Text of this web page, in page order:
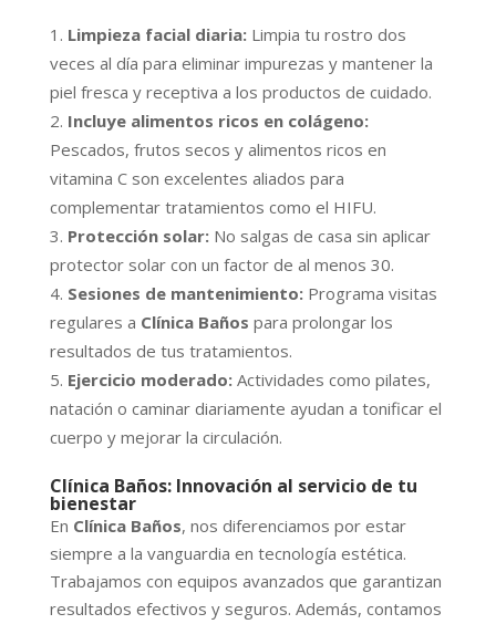
Limpieza facial diaria:Limpia tu rostro dos
veces al día para eliminar impurezas y mantener la
piel fresca y receptiva a los productos de cuidado.
Incluye alimentos ricos en colágeno:
Pescados, frutos secos y alimentos ricos en
vitamina C son excelentes aliados para
complementar tratamientos como el HIFU.
Protección solar:No salgas de casa sin aplicar
protector solar con un factor de al menos 30.
Sesiones de mantenimiento:Programa visitas
regulares a Clínica Baños para prolongar los
resultados de tus tratamientos.
Ejercicio moderado:Actividades como pilates,
natación o caminar diariamente ayudan a tonificar el
cuerpo y mejorar la circulación.
Clínica Baños: Innovación al servicio de tu
bienestar
En Clínica Baños, nos diferenciamos por estar
siempre a la vanguardia en tecnología estética.
Trabajamos con equipos avanzados que garantizan
resultados efectivos y seguros. Además, contamos